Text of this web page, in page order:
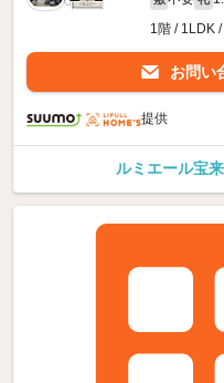
1階 / 1LDK
お問い
提供
ルミエール宝